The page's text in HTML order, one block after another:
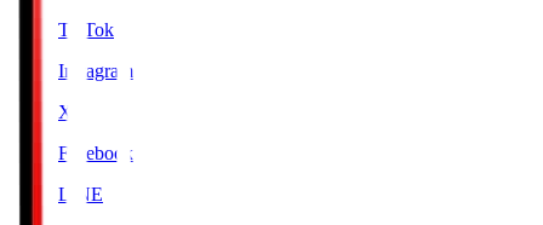
TikTok
Instagram
X
Facebook
LINE